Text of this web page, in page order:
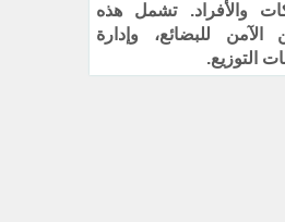
والأفراد. تشمل هذه
الآمن للبضائع، وإدارة
التوزيع.